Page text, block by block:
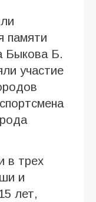
памяти
Быкова Б.
участие
в трех
и
лет,